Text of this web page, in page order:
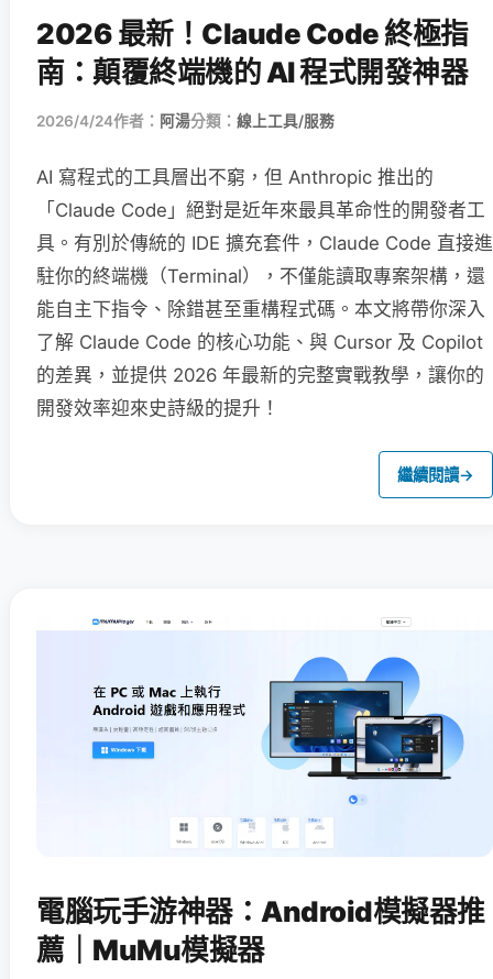
2026 最新！Claude Code 終極指
南：顛覆終端機的 AI 程式開發神器
2026/4/24作者： 阿湯分類： 線上工具/服務
AI 寫程式的工具層出不窮，但 Anthropic 推出的
「Claude Code」絕對是近年來最具革命性的開發者工
具。有別於傳統的 IDE 擴充套件，Claude Code 直接進
駐你的終端機（Terminal），不僅能讀取專案架構，還
能自主下指令、除錯甚至重構程式碼。本文將帶你深入
了解 Claude Code 的核心功能、與 Cursor 及 Copilot
的差異，並提供 2026 年最新的完整實戰教學，讓你的
開發效率迎來史詩級的提升！
繼續閱讀→
電腦玩手游神器：Android模擬器推
薦｜MuMu模擬器